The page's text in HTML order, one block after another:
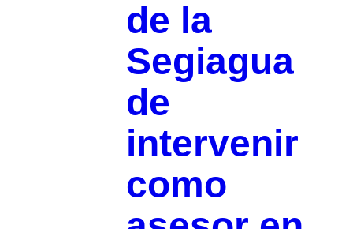
de la
Segiagua
de
intervenir
como